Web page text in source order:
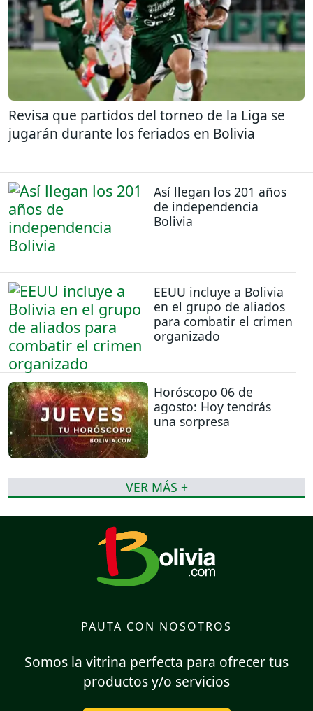
Revisa que partidos del torneo de la Liga se
jugarán durante los feriados en Bolivia
Así llegan los 201 años
de independencia
Bolivia
EEUU incluye a Bolivia
en el grupo de aliados
para combatir el crimen
organizado
Horóscopo 06 de
agosto: Hoy tendrás
una sorpresa
VER MÁS +
PAUTA CON NOSOTROS
Somos la vitrina perfecta para ofrecer tus
productos y/o servicios